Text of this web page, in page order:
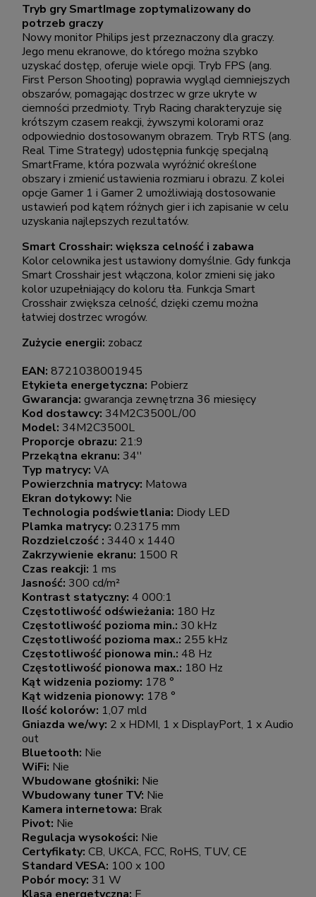
Tryb gry SmartImage zoptymalizowany do
potrzeb graczy
Nowy monitor Philips jest przeznaczony dla graczy.
Jego menu ekranowe, do którego można szybko
uzyskać dostęp, oferuje wiele opcji. Tryb FPS (ang.
First Person Shooting) poprawia wygląd ciemniejszych
obszarów, pomagając dostrzec w grze ukryte w
ciemności przedmioty. Tryb Racing charakteryzuje się
krótszym czasem reakcji, żywszymi kolorami oraz
odpowiednio dostosowanym obrazem. Tryb RTS (ang.
Real Time Strategy) udostępnia funkcję specjalną
SmartFrame, która pozwala wyróżnić określone
obszary i zmienić ustawienia rozmiaru i obrazu. Z kolei
opcje Gamer 1 i Gamer 2 umożliwiają dostosowanie
ustawień pod kątem różnych gier i ich zapisanie w celu
uzyskania najlepszych rezultatów.
Smart Crosshair: większa celność i zabawa
Kolor celownika jest ustawiony domyślnie. Gdy funkcja
Smart Crosshair jest włączona, kolor zmieni się jako
kolor uzupełniający do koloru tła. Funkcja Smart
Crosshair zwiększa celność, dzięki czemu można
łatwiej dostrzec wrogów.
Zużycie energii: zobacz
EAN: 8721038001945
Etykieta energetyczna: Pobierz
Gwarancja: gwarancja zewnętrzna 36 miesięcy
Kod dostawcy: 34M2C3500L/00
Model: 34M2C3500L
Proporcje obrazu: 21:9
Przekątna ekranu: 34''
Typ matrycy: VA
Powierzchnia matrycy: Matowa
Ekran dotykowy: Nie
Technologia podświetlania: Diody LED
Plamka matrycy: 0.23175 mm
Rozdzielczość : 3440 x 1440
Zakrzywienie ekranu: 1500 R
Czas reakcji: 1 ms
Jasność: 300 cd/m²
Kontrast statyczny: 4 000:1
Częstotliwość odświeżania: 180 Hz
Częstotliwość pozioma min.: 30 kHz
Częstotliwość pozioma max.: 255 kHz
Częstotliwość pionowa min.: 48 Hz
Częstotliwość pionowa max.: 180 Hz
Kąt widzenia poziomy: 178 °
Kąt widzenia pionowy: 178 °
Ilość kolorów: 1,07 mld
Gniazda we/wy: 2 x HDMI, 1 x DisplayPort, 1 x Audio
out
Bluetooth: Nie
WiFi: Nie
Wbudowane głośniki: Nie
Wbudowany tuner TV: Nie
Kamera internetowa: Brak
Pivot: Nie
Regulacja wysokości: Nie
Certyfikaty: CB, UKCA, FCC, RoHS, TUV, CE
Standard VESA: 100 x 100
Pobór mocy: 31 W